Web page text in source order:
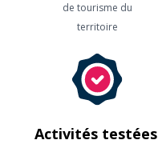
de tourisme du
territoire
Activités testées